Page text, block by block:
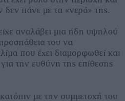
πάνε με τα «νερά» της.
αναλάβει μια ήδη υψηλού
του να
που έχει διαμορφωθεί και
την ευθύνη της επίθεσης
με την συμμετοχή του